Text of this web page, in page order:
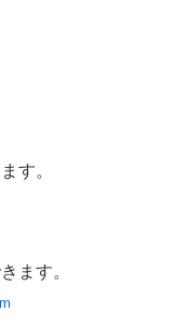
す。
ます。